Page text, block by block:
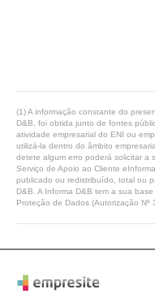
(1) A informação constante do
D&B, foi obtida junto de fontes
atividade empresarial do ENI ou
utilizá-la dentro do âmbito
detete algum erro poderá solicitar a
Serviço de Apoio ao Cliente
publicado ou redistribuído, total ou
D&B. A Informa D&B tem a sua
Proteção de Dados (Autorização Nº